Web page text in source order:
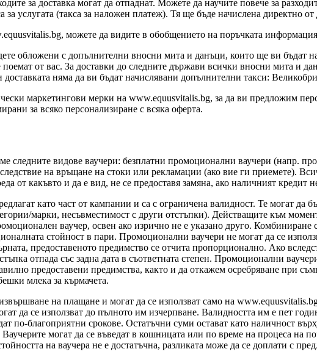
за доставка могат да отпаднат. Можете да научите повече за
за услугата (такса за наложен платеж). Тя ще бъде начислена директно от
можете да видите в обобщението на поръчката информация
обложени с допълнителни вносни мита и данъци, които ще ви бъдат
поемат от вас. За доставки до следните държави всички вносни мита и
доставката няма да ви бъдат начислявани допълнителни такси:
маркетингови мерки на www.equusvitalis.bg, за да ви предложим
за всяко персонализиране с всяка оферта.
следните видове ваучери: безплатни промоционални ваучери (напр.
на връщане на стоки или рекламации (ако вие ги приемете).
от какъвто и да е вид, не се предоставя замяна, ако наличният кредит
като част от кампании и са с ограничена валидност. Те могат
марки, несъвместимост с други отстъпки). Действащите към
ваучер, освен ако изрично не е указано друго.
стойност в пари. Промоционални ваучери не могат да се
предоставеното предимство се отчита пропорционално. Ако
отпада със задна дата в съответната степен. Промоционални
предоставени предимства, както и да откажем осребряване при
млека за кърмачета.
на плащане и могат да се използват само на
да се използват до пълното им изчерпване. Валидността им е пет
по-благоприятни срокове. Остатъчни суми остават като наличност
могат да се въведат в кошницата или по време на процеса на
на ваучера не е достатъчна, разликата може да се доплати с